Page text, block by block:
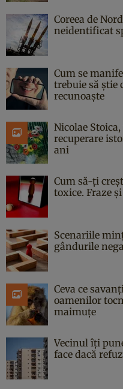
Coreea de
neidentificat
Cum se
trebuie să știe
recunoaște
Nicolae
recuperare
ani
Cum să-ți
toxice. Fraze
Scenariile
gândurile
Ceva ce
oamenilor
maimuțe
Vecinul îți
face dacă